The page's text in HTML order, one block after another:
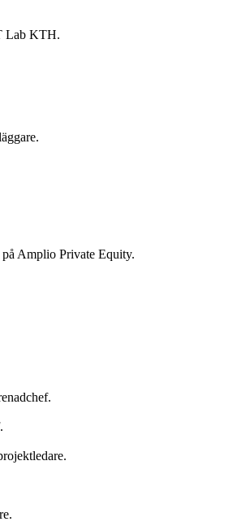
Lab KTH.
Amplio Private Equity.